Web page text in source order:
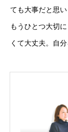
ても大事だと思い
もうひとつ大切
くて大丈夫。自